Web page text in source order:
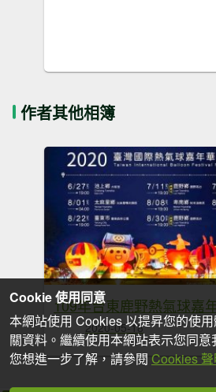
作者其他相簿
2020-05-18
Cookie 使用同意
本網站使用 Cookies 以提昇您的使
關資料。繼續使用本網站表示您同
您想進一步了解，請參閱 Cookies